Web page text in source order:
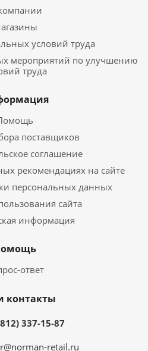
условий труда
мероприятий по улучшению
труда
поставщиков
соглашение
рекомендациях на сайте
персональных данных
сайта
информация
ответ
контакты
337-15-87
retail.ru